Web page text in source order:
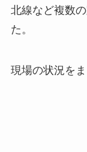
北線など複数
た。
現場の状況を